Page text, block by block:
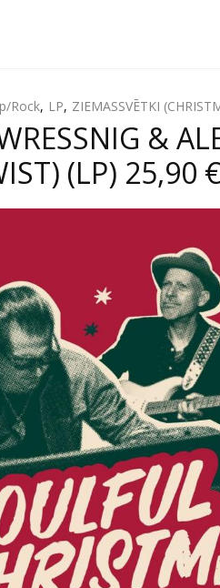
Rock, LP, ZIEMASSVĒTKI
&
(LP) 25,90 €